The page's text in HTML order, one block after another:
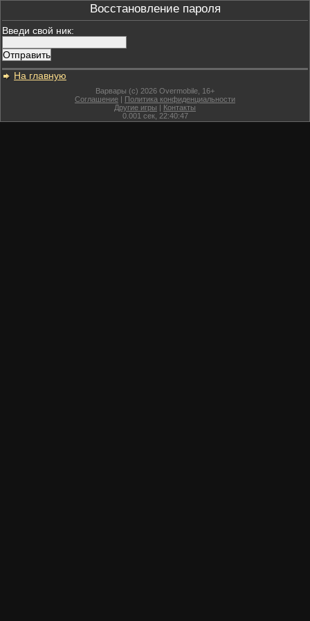
Восстановление пароля
Введи свой ник:
На главную
Варвары (c) 2026 Overmobile, 16+
Соглашение | Политика конфиденциальности
Другие игры | Контакты
0.001 сек, 22:40:47